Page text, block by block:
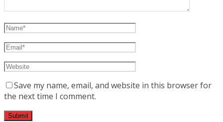
Save my name, email, and website in this browser for
the next time I comment.